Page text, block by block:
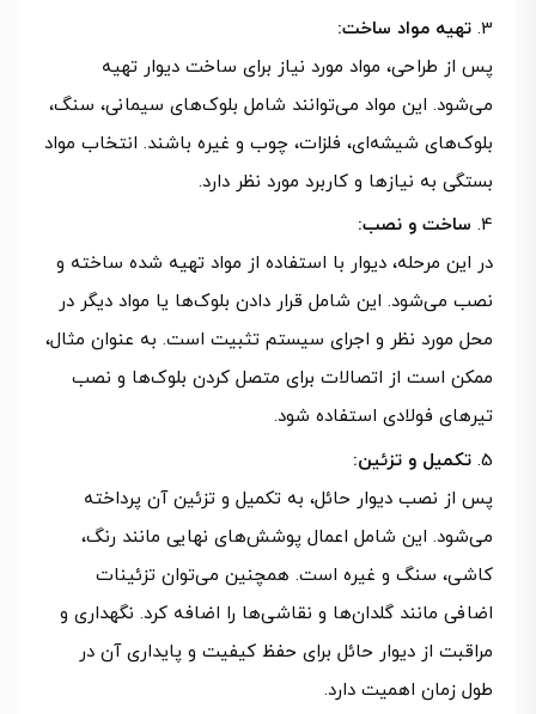
تهیه مواد ساخت:
پس از طراحی، مواد مورد نیاز برای ساخت دیوار تهیه
می‌شود. این مواد می‌توانند شامل بلوک‌های سیمانی، سنگ،
بلوک‌های شیشه‌ای، فلزات، چوب و غیره باشند. انتخاب مواد
بستگی به نیازها و کاربرد مورد نظر دارد.
ساخت و نصب:
در این مرحله، دیوار با استفاده از مواد تهیه شده ساخته و
نصب می‌شود. این شامل قرار دادن بلوک‌ها یا مواد دیگر در
محل مورد نظر و اجرای سیستم تثبیت است. به عنوان مثال،
ممکن است از اتصالات برای متصل کردن بلوک‌ها و نصب
تیرهای فولادی استفاده شود.
تکمیل و تزئین:
پس از نصب دیوار حائل، به تکمیل و تزئین آن پرداخته
می‌شود. این شامل اعمال پوشش‌های نهایی مانند رنگ،
کاشی، سنگ و غیره است. همچنین می‌توان تزئینات
اضافی مانند گلدان‌ها و نقاشی‌ها را اضافه کرد. نگهداری و
مراقبت از دیوار حائل برای حفظ کیفیت و پایداری آن در
طول زمان اهمیت دارد.